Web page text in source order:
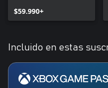
$59.990+
Incluido en estas